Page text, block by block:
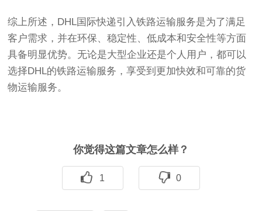
综上所述，DHL国际快递引入铁路运输服务是为了满足
客户需求，并在环保、稳定性、低成本和安全性等方面
具备明显优势。无论是大型企业还是个人用户，都可以
选择DHL的铁路运输服务，享受到更加快效和可靠的货
物运输服务。
你觉得这篇文章怎么样？
1 0